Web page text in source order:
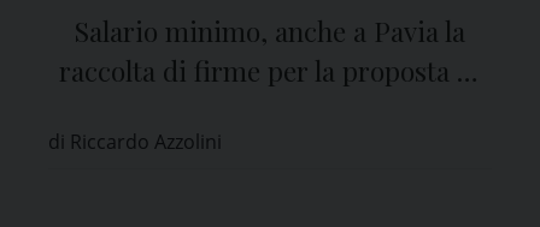
Salario minimo, anche a Pavia la
raccolta di firme per la proposta di
di Riccardo Azzolini